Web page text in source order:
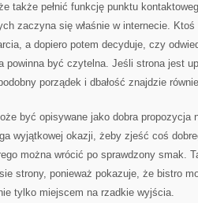
także pełnić funkcję punktu
zaczyna się właśnie w internecie.
a dopiero potem decyduje, czy
powinna być czytelna. Jeśli strona jest
porządek i dbałość znajdzie
być opisywane jako dobra propozycja
wyjątkowej okazji, żeby zjeść coś
można wrócić po sprawdzony smak.
strony, ponieważ pokazuje, że bistro
tylko miejscem na rzadkie wyjścia.